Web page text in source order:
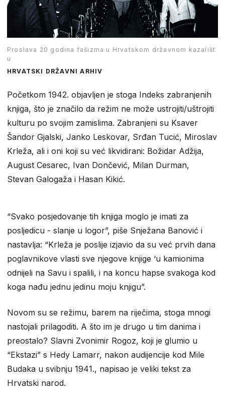
Proslava 20 godina fašizma u Hrvatskom državnom kazališt
u
HRVATSKI DRŽAVNI ARHIV
Početkom 1942. objavljen je stoga Indeks zabranjenih
knjiga, što je značilo da režim ne može ustrojiti/uštrojiti
kulturu po svojim zamislima. Zabranjeni su Ksaver
Šandor Gjalski, Janko Leskovar, Srđan Tucić, Miroslav
Krleža, ali i oni koji su već likvidirani: Božidar Adžija,
August Cesarec, Ivan Dončević, Milan Durman,
Stevan Galogaža i Hasan Kikić.
“Svako posjedovanje tih knjiga moglo je imati za
posljedicu - slanje u logor”, piše Snježana Banović i
nastavlja: “Krleža je poslije izjavio da su već prvih dana
poglavnikove vlasti sve njegove knjige ‘u kamionima
odnijeli na Savu i spalili, i na koncu hapse svakoga kod
koga nađu jednu jedinu moju knjigu”.
Novom su se režimu, barem na riječima, stoga mnogi
nastojali prilagoditi. A što im je drugo u tim danima i
preostalo? Slavni Zvonimir Rogoz, koji je glumio u
“Ekstazi” s Hedy Lamarr, nakon audijencije kod Mile
Budaka u svibnju 1941., napisao je veliki tekst za
Hrvatski narod.